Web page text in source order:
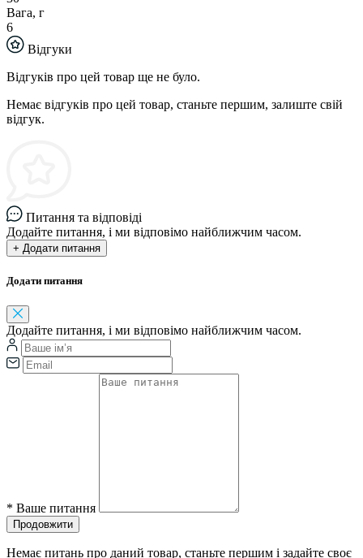
Вага, г
6
Відгуки
Відгуків про цей товар ще не було.
Немає відгуків про цей товар, станьте першим, залиште свій
відгук.
Питання та відповіді
Додайте питання, і ми відповімо найближчим часом.
+ Додати питання
Додати питання
Додайте питання, і ми відповімо найближчим часом.
* Ваше питання
Продовжити
Немає питань про даний товар, станьте першим і задайте своє